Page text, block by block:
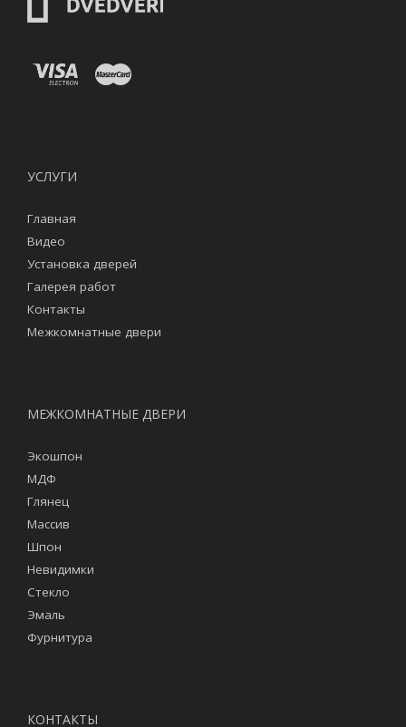
УСЛУГИ
Главная
Видео
Установка дверей
Галерея работ
Контакты
Межкомнатные двери
МЕЖКОМНАТНЫЕ ДВЕРИ
Экошпон
МДФ
Глянец
Массив
Шпон
Невидимки
Стекло
Эмаль
Фурнитура
КОНТАКТЫ